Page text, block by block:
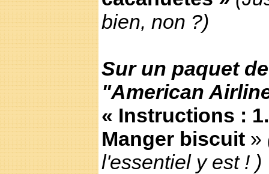
bien, non ?)
Sur un paquet
"American
« Instructions :
Manger biscuit »
l'essentiel y est ! )